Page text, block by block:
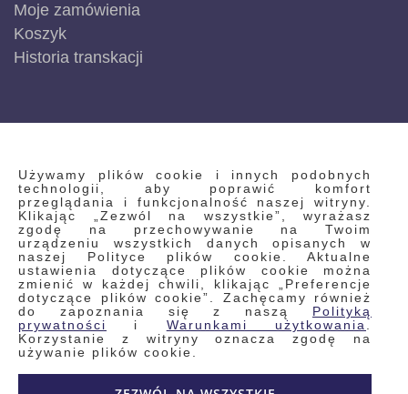
Używamy plików cookie i innych podobnych
technologii, aby poprawić komfort
przeglądania i funkcjonalność naszej witryny.
Klikając „Zezwól na wszystkie”, wyrażasz
zgodę na przechowywanie na Twoim
urządzeniu wszystkich danych opisanych w
naszej Polityce plików cookie. Aktualne
ustawienia dotyczące plików cookie można
zmienić w każdej chwili, klikając „Preferencje
dotyczące plików cookie”. Zachęcamy również
do zapoznania się z naszą Polityką
prywatności
i Warunkami użytkowania
Korzystanie z witryny oznacza zgodę na
używanie plików cookie.
Moje zamówienia
Koszyk
Historia transkacji
INFORMACJE
Regulamin
Polityka prywatności i pliki cookie
Wyszukiwane frazy
Wyszukiwanie zaawansowane
Zamówienia
Skontaktuj się z nami
Odstąp od umowy